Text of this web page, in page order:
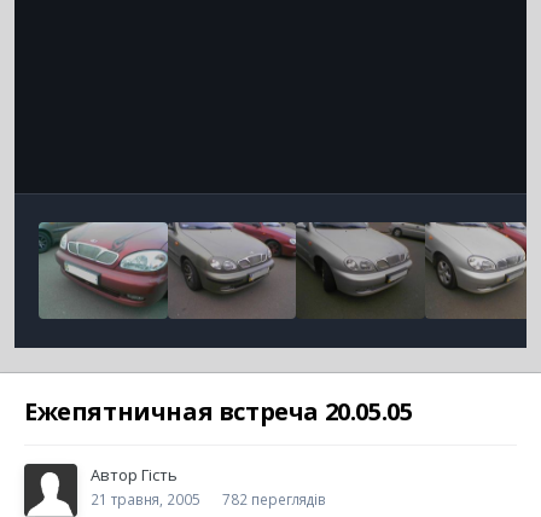
Ежепятничная встреча 20.05.05
Автор Гість
21 травня, 2005 782 переглядів